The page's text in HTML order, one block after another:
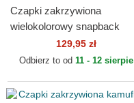
Czapki zakrzywiona
wielokolorowy snapback
USED 05 Von Dutch
129,95 zł
Odbierz to od 11 - 12 sierpie